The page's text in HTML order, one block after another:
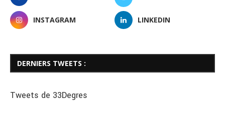
INSTAGRAM LINKEDIN
DERNIERS TWEETS :
Tweets de 33Degres